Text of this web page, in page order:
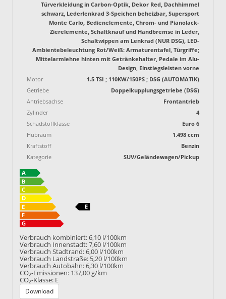
Türverkleidung in Carbon-Optik, Dekor Red, Dachhimmel
schwarz, Lederlenkrad 3-Speichen beheizbar, Supersport
Monte Carlo, Bedienelemente, Chrom- und Pianolack-
Zierelemente, Schaltknauf und Handbremse in Leder,
Schaltwippen am Lenkrad (NUR DSG), LED-
Ambientebeleuchtung Rot/Weiß: Armaturentafel, Türgriffe;
Mittelarmlehne hinten mit Getränkehalter, Pedale im Alu-
Design, Einstiegsleisten vorne
Motor
1.5 TSI ; 110KW/150PS ; DSG (AUTOMATIK)
Getriebe
Doppelkupplungsgetriebe (DSG)
Antriebsachse
Frontantrieb
Zylinder
4
Schadstoffklasse
Euro 6
Hubraum
1.498 ccm
Kraftstoff
Benzin
Kategorie
SUV/Geländewagen/Pickup
Verbrauch kombiniert:6,10 l/100km
Verbrauch Innenstadt:7,60 l/100km
Verbrauch Stadtrand:6,00 l/100km
Verbrauch Landstraße: 5,20 l/100km
Verbrauch Autobahn:6,30 l/100km
CO2-Emissionen: 137,00 g/km
CO2-Klasse: E
Download